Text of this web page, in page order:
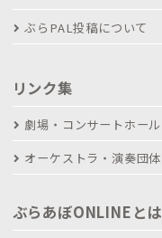
ぶらPAL投稿について
リンク集
劇場・コンサートホール
オーケストラ・演奏団体
ぶらあぼONLINEとは